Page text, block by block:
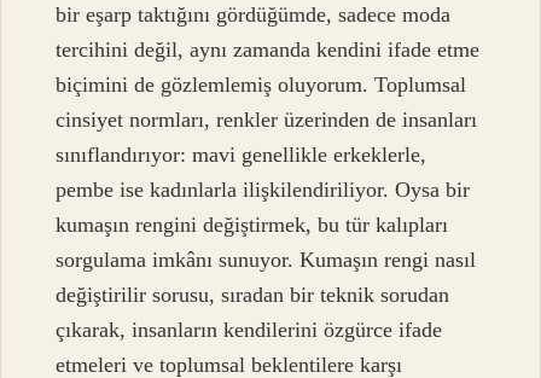
bir eşarp taktığını gördüğümde, sadece moda
tercihini değil, aynı zamanda kendini ifade etme
biçimini de gözlemlemiş oluyorum. Toplumsal
cinsiyet normları, renkler üzerinden de insanları
sınıflandırıyor: mavi genellikle erkeklerle,
pembe ise kadınlarla ilişkilendiriliyor. Oysa bir
kumaşın rengini değiştirmek, bu tür kalıpları
sorgulama imkânı sunuyor. Kumaşın rengi nasıl
değiştirilir sorusu, sıradan bir teknik sorudan
çıkarak, insanların kendilerini özgürce ifade
etmeleri ve toplumsal beklentilere karşı